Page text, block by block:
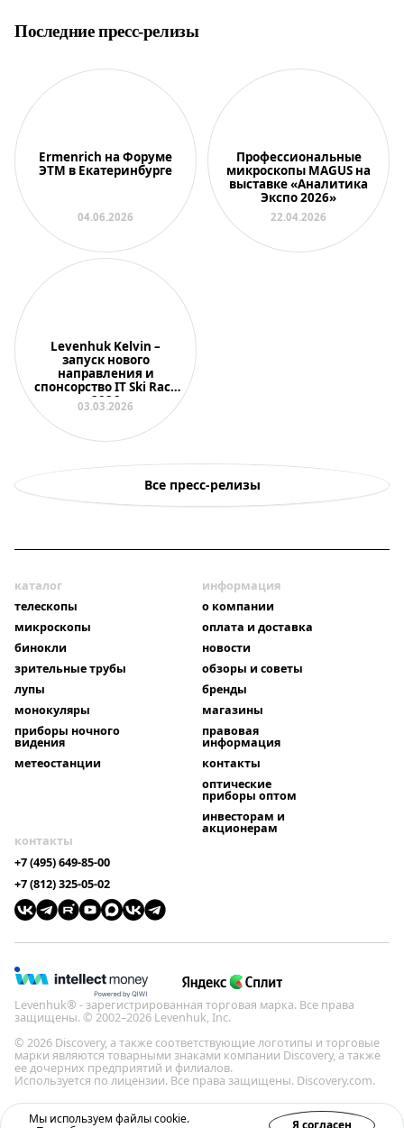
Последние пресс-релизы
Ermenrich на Форуме
ЭТМ в Екатеринбурге
04.06.2026
Профессиональные
микроскопы MAGUS на
выставке «Аналитика
Экспо 2026»
22.04.2026
Levenhuk Kelvin –
запуск нового
направления и
спонсорство IT Ski Race
2026
03.03.2026
Все пресс-релизы
каталог
телескопы
микроскопы
бинокли
зрительные трубы
лупы
монокуляры
приборы ночного
видения
метеостанции
информация
о компании
оплата и доставка
новости
обзоры и советы
бренды
магазины
правовая
информация
контакты
оптические
приборы оптом
инвесторам и
акционерам
контакты
+7 (495) 649-85-00
+7 (812) 325-05-02
Levenhuk® - зарегистрированная торговая марка. Все права
защищены. © 2002–2026 Levenhuk, Inc.
© 2026 Discovery, а также соответствующие логотипы и торговые
марки являются товарными знаками компании Discovery, а также
ее дочерних предприятий и филиалов.
Используется по лицензии. Все права защищены. Discovery.com.
Политика конфиденциальности
Мы используем файлы cookie.
Я согласен